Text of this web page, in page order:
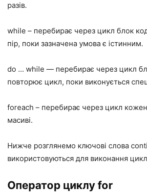
разів.
while – перебирає через цикл блок
пір, поки зазначена умова є істинним.
do … while — перебирає через цикл
повторює цикл, поки виконується
foreach – перебирає через цикл
масиві.
Нижче розглянемо ключові слова
використовуються для виконання
Оператор циклу for